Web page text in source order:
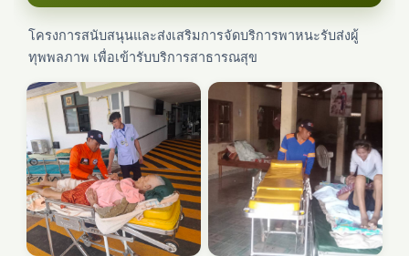
โครงการสนับสนุนและส่งเสริมการจัดบริการพาหนะรับส่งผู้
ทุพพลภาพ เพื่อเข้ารับบริการสาธารณสุข